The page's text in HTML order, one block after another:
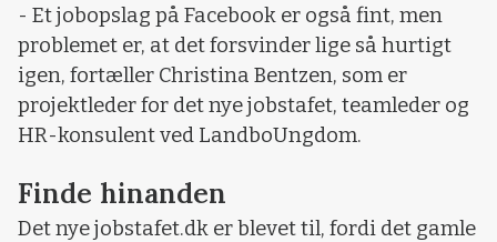
- Et jobopslag på Facebook er også fint, men
problemet er, at det forsvinder lige så hurtigt
igen, fortæller Christina Bentzen, som er
projektleder for det nye jobstafet, teamleder og
HR-konsulent ved LandboUngdom.
Finde hinanden
Det nye jobstafet.dk er blevet til, fordi det gamle